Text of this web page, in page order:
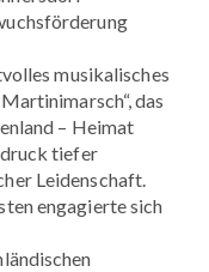
musikalisches
das
– Heimat
tiefer
Leidenschaft.
engagierte sich